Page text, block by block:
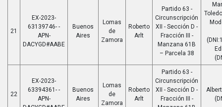
21
EX-2023-
63139746- -
APN-
DACYGD#AABE
Buenos
Aires
Lomas
de
Zamora
Roberto
Arlt
Partido 63 -
Circunscripción
XII - Sección D -
Fracción III -
Manzana 61B
– Parcela 38
22
EX-2023-
63394361- -
APN-
Buenos
Aires
Lomas
de
Zamora
Roberto
Arlt
Partido 63 -
Circunscripción
XII - Sección D -
Fracción III -